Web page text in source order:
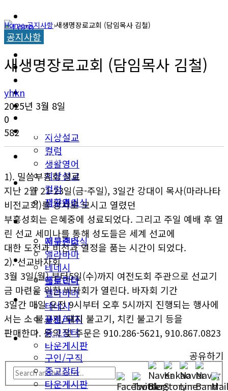
교계소식
한인타운 소식
지상설교
컬럼
생활영어
미국뉴스
지구촌소식
동남부
애틀랜타
앨라바마
테네시
플로리다
생활안내
구인/구직
중고장터
타운게시판
한인타운 소식
이민뉴스
오피니언
지상설교
컬럼
생활영어
미국뉴스
지구촌소식
동남부
애틀랜타
앨라바마
테네시
플로리다
생활안내
구인/구직
중고장터
타운게시판
Home›공지사항›새생명장로교회 (담임목사 김철)
공지사항
새생명장로교회 (담임목사 김철)
yhkn
2025년 3월 8일
0
582
1). 밀씀부흥회 성료
지난 2월 21-23일(금-주일), 3일간 강대이 목사(마라나타
비전교회)를 강사로 모시고 열렸던
부흥성회는 은혜중에 성료되었다. 그리고 주일 예배 후 열
린 선교 세미나를 통해 성도들은 세계 선교에
대한 도전과 비전과 열정을 품는 시간이 되었다.
2). 선교바자회
3월 3일(월) 부터5일(수)까지 여전도회 주관으로 선교기
금 마련을 위한 바자회가 열린다. 바자회 기간
3일간 매일 오전 9시부터 오후 5시까지 진행되는 행사에
서는 소 불고기, 돼지 불고기, 치킨 불고기 등을
판매한다. 문의 및 주문은 910.286-5621, 910.867.0823
공유하기